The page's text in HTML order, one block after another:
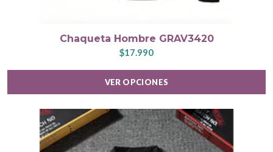
Chaqueta Hombre GRAV3420
$17.990
VER OPCIONES